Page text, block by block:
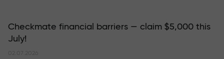
Checkmate financial barriers — claim $5,000 this
July!
02.07.2026